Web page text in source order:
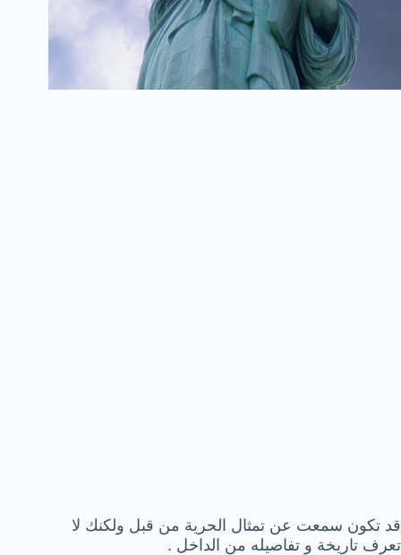
قد تكون سمعت عن تمثال الحرية من قبل ولكنك لا
تعرف تاريخة و تفاصيله من الداخل .